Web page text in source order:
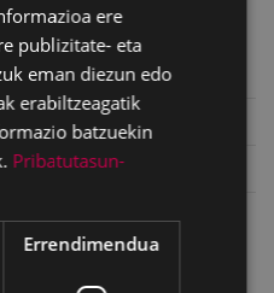
Udal Artxiboa).
Bancada
Bankada
ere
publizitate- eta
eman diezun edo
erabiltzeagatik
batzuekin
Pribatutasun-
Errendimendua